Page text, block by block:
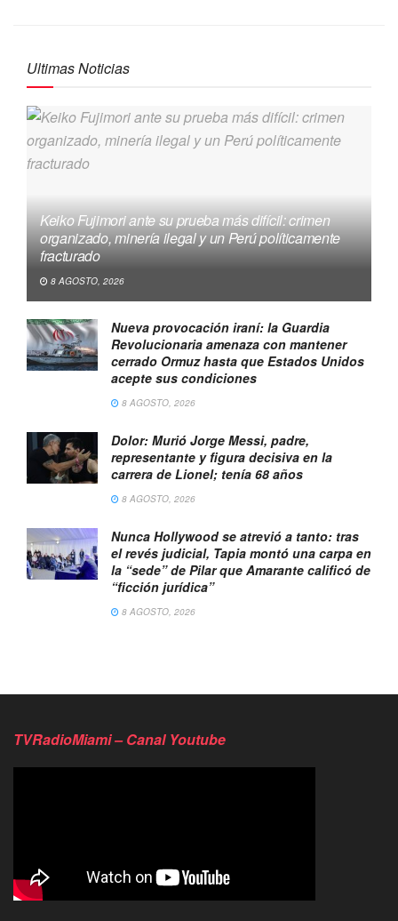
Ultimas Noticias
Keiko Fujimori ante su prueba más difícil: crimen
organizado, minería ilegal y un Perú políticamente
fracturado
8 AGOSTO, 2026
Nueva provocación iraní: la Guardia
Revolucionaria amenaza con mantener
cerrado Ormuz hasta que Estados Unidos
acepte sus condiciones
8 AGOSTO, 2026
Dolor: Murió Jorge Messi, padre,
representante y figura decisiva en la
carrera de Lionel; tenía 68 años
8 AGOSTO, 2026
Nunca Hollywood se atrevió a tanto: tras
el revés judicial, Tapia montó una carpa en
la “sede” de Pilar que Amarante calificó de
“ficción jurídica”
8 AGOSTO, 2026
TVRadioMiami – Canal Youtube